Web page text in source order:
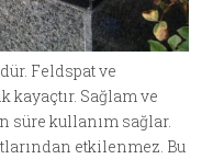
Feldspat ve
Sağlam ve
süre kullanım sağlar.
etkilenmez. Bu